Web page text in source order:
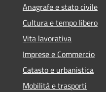
Anagrafe e stato civile
Cultura e tempo libero
Vita lavorativa
Imprese e Commercio
Catasto e urbanistica
Mobilità e trasporti